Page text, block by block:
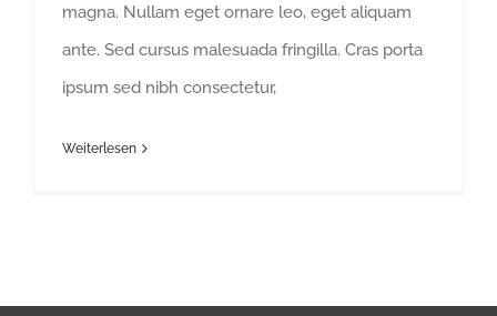
magna. Nullam eget ornare leo, eget aliquam
ante. Sed cursus malesuada fringilla. Cras porta
ipsum sed nibh consectetur,
Weiterlesen